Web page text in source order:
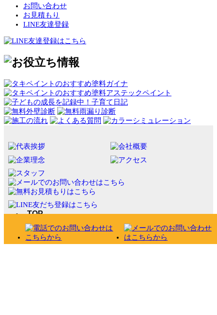
お問い合わせ
お見積もり
LINE友達登録
TOP
COMPANY